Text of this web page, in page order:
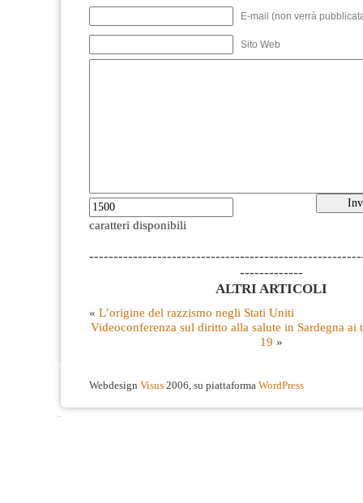
E-mail (non verrà
Sito Web
caratteri disponibili
-------------
ALTRI ARTICOLI
« L’origine del razzismo negli Stati Uniti
Videoconferenza sul diritto alla salute in Sardegna
19 »
Webdesign Visus 2006, su piattaforma WordPress